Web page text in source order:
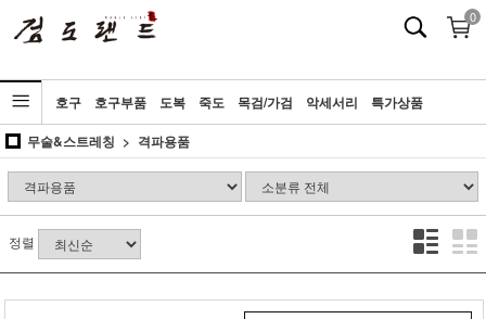
0
호구 호구부품 도복 죽도 목검/가검 악세서리
특가상품
무술&스트레칭
격파용품
정렬